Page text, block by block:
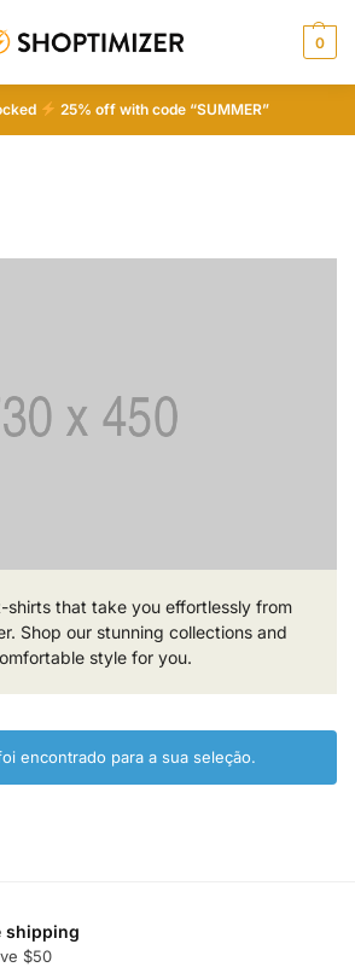
0
25% off with code “SUMMER”
shirts that take you effortlessly from
Shop our stunning collections and
style for you.
encontrado para a sua seleção.
shipping
$50